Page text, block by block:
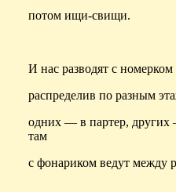
потом ищи-свищи.
И нас разводят с
распределив по разным
одних — в партер,
там
с фонариком ведут между